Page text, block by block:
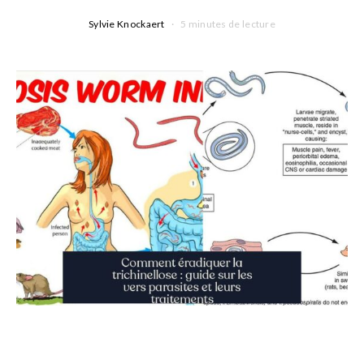
Sylvie Knockaert 5 minutes de lecture